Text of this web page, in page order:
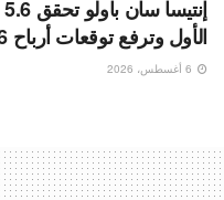
الأول وترفع توقعات أرباح 2026